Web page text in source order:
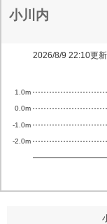
小川内
2026/8/9 22:10更新
-2.0m
-1.0m
0.0m
1.0m